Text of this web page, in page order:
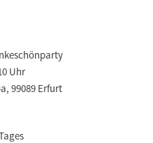
Uhr
99089 Erfurt